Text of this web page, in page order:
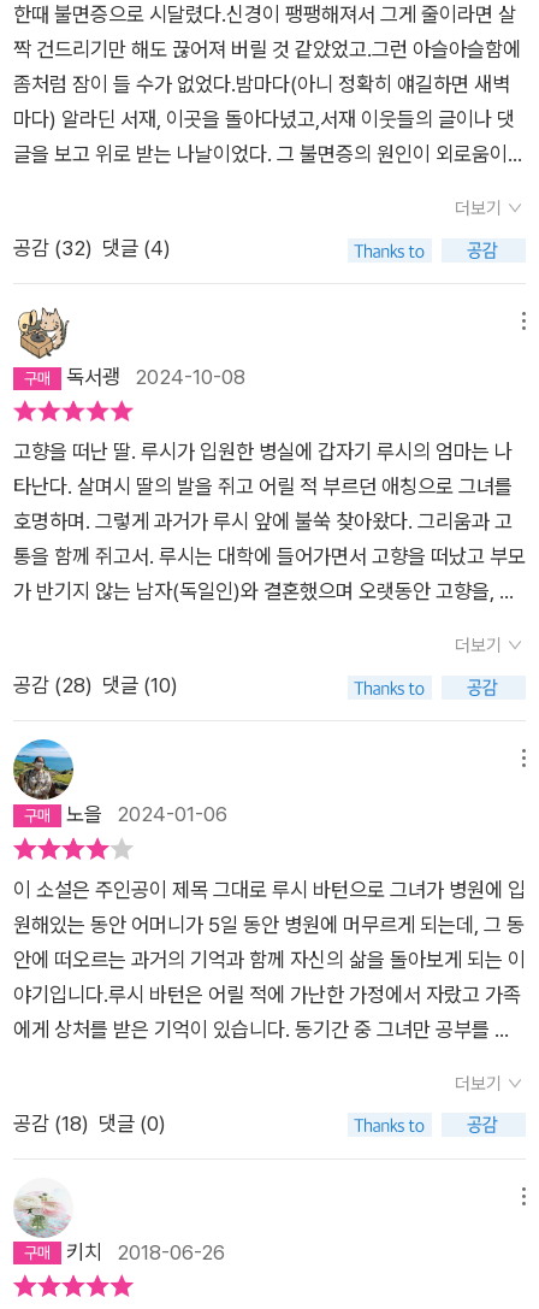
를 이룬다. 가난한 유년 시절에 무지할 수밖에 없었던 화려한 세
상, 자신에게 꽂히던 사람들의 무심하고 차가운 시선을 상징하고
있다고 느껴진다. 지독한 가난, “너희 식구들한테서는 냄새가
나”(18p)하고 달아나던 아이들, 배고픔, 방임과 체벌, 유기와 폭
력의 기억들과 겉도는 대화의 대조는 아직 치유되지 못한 상처가
정없이 우리를 때리기도 했는데―때리는 사람은 대체로 엄마였
죽죽한 피부와 침울한 태도를 보고 그 사실을 눈치 챈 사람도 있
었을 것 같다.”(19p) 고립되고 지적 성장에 있어 자극과 도움을
받지 못했던 그녀는 예절, 말의 뉘앙스, 눈초리의 의미들에 대해
스스로 터득해 갈 뿐이었다. 그녀는 그런 일에 무지했었다. 시간
이 흐른 뒤 길을 걷다 떠오른 기억 속에서 사람들이 자신을 어떻
게 바라보고 있었음과 자신의 유년이 얼마나 어두웠는가를 깨닫
는 순간의 묘사는 가슴이 저리도록 아름답다. 역설적이다. “어
린 시절을 돌이켜보며 이런 생각을 하게 될 때가 있다. 그렇게 나
쁘지는 않았다고. 어쩌면 그렇게 나쁘지는 않았을 거라고. 하지만
내 마음이 갑자기 어둠에 대한 앎으로 가득 차는 순간들이―예기
치 않게―찾아오기도 한다. 그 앎이 너무 깊어 나도 모르게 소리
가 터져 나올 것 같고, 그러면 나는 가장 가까운 옷가게로 들어가
낯선 사람과 새로 들어온 스웨터에 대해 대화를 나눈다.”(21p)
사람들도 이런 기억의 방문을 받으면서 통과해나가겠지만 그들
은 타인을 잘 알지 못하고, 삶은 많은 부분이 추측으로 이루어진
듯하다는 그녀의 생각이 슬프다. 자신이 얼마나 비참한지 조차
알지 못했던 소녀가 유년의 루시였다. 그녀의 아버지는 전쟁의 고
통스런 기억으로 자신뿐 아니라 가족들도 가둬두었다. 그녀가 갇
혀 있곤 했던 트럭에서의 기억은 모호하고 희미하지만 존재의 그
림자로 남아있어 순간순간 두려움으로 튀어 나온다. 그녀의 기억
속의 집은 갇힘, 돌아가면 다시는 벗어날 수 없을 것 같아 두려운
에서 영원히 머물게 될까봐 두려웠다. 그렇게 되면 견딜 수 없을
것 같았다. 나는 생각했다. 안 돼. 그 생각을 한참 하다 나는 겨우
잠이 들었다.”(35p) 외로움은 루시가 맛본 인생의 첫 인상이었
한때 불면증으로 시달렸다.신경이 팽팽해져서 그게 줄이라면 살
짝 건드리기만 해도 끊어져 버릴 것 같았었고.그런 아슬아슬함에
좀처럼 잠이 들 수가 없었다.밤마다(아니 정확히 얘길하면 새벽
마다) 알라딘 서재, 이곳을 돌아다녔고,서재 이웃들의 글이나 댓
글을 보고 위로 받는 나날이었다. 그 불면증의 원인이 외로움이었
스트라우트의 '내이름은 루시 바턴'을 읽었다.'올리브 키터리지'가
참 좋았어서 이 책을 알게 되자 바로 들였다.이 책은 '올리브 키터
다.왜 자전적인 느낌이 강하다고 하느냐 하면,이 책의 주인공 '루
시 바턴'의 직업 또한 소설가이고, '사라 페인'이라는 또 한명의 소
설가가 등장하는데,어조가 독백조여서 엘리자베스 스트라우트
다른 작품들은 '글쎄~' 잘 모르겠다.여지껏 읽은 두 작품으로 미
루어 나머지 것들도 충분히 짐작하겠다.또 한가지, 바로 전에 '박
지리'의 '다윈 영의 악의 기원'을 읽은 탓일 수도 있는데,책의 두께
대비 가격이 높게 책정된 것 같다. 암튼 이 책을 읽으면서 참 묘한
경험을 했다.루시 바턴의 얘기를 읽는 것인데,내가 심리 상담사와
마주 앉아 있는 듯한 느낌이었다.루시바턴의 삶이 나와 비슷한 구
석이 있는 것도 아니고,내가 그녀에게 감정 이입을 한 것도 아닌
는 것이다.'잘못을 하는 건 인간의 몫이고, 용서하는 건 신의 영
역'이라는 말처럼,잘못을 하면 안되는 어떤 것으로 색안경을 쓰고
대하기보다는,그냥 어찌하다보니 그렇게 되는 삶도 있다고 인정
하고 받아들이게 한다.우리가 선택을 할 수 없는 어떤 것들에 대
해서,또는 우리가 어떤 선택을 한 것들에 대해서,왜 그렇게 했을
까 의문을 제시하기보다는,그때 그런 선택을 할 수밖에 없었구나,
그럴 수도 있었구나,하며 가만히 등 두드려 주는 느낌이라고 해야
할까?어쩜 이건 묘한 경험이 아니라, 루시 바턴 모녀 간의 내리사
랑을 보고 그리 되었을 것이다. 이 책엔 멋지고 잘 나가는 사람들
그런 생각이 든다.죽음을 앞두고 고래고래 소리지르는 노파를 피
해 1인실로 옮겼더니이젠 외로움이 크게 찾아왔다거나,결혼하고
아이를 낳으면서 한번도 친정에 가지않은 여자에게 엄마와의 조
우가 약간 낯설다거나, 그런 것들 말이다. 엄마가 병실에 머무르
는 동안 엄마가 늘 쪽잠을 주무시는걸 알게 된다.평생을 쪽잠을
주무셨다는데,그녀의 어린 시절에는 그런 기억이 없다.잠깐씩 엄
더보기
공감 (32) 댓글 (4)
독서괭 2024-10-08
고향을 떠난 딸. 루시가 입원한 병실에 갑자기 루시의 엄마는 나
타난다. 살며시 딸의 발을 쥐고 어릴 적 부르던 애칭으로 그녀를
호명하며. 그렇게 과거가 루시 앞에 불쑥 찾아왔다. 그리움과 고
통을 함께 쥐고서. 루시는 대학에 들어가면서 고향을 떠났고 부모
가 반기지 않는 남자(독일인)와 결혼했으며 오랫동안 고향을, 가
떠 있는 하나의 구조물'처럼 언제나 존재했다. '출신이랄 게 없
다'고 소개되는 루시는 일리노이주 앰개시 출신으로서 '스타일이
든 어린 시절의 빈곤함을 감춘 적 없지만 마치 감춘 것처럼(설명
되지 않으므로) 지내는데, 그건 참으로 외로운 경험이었을 것이
다. '외로움은 내가 맛본 인생의 첫맛이었고, 늘 그 자리에, 내 입
학시절 루시의 룸메이트는 엄마를 유독 싫어했으면서도 엄마가
보내준 치즈를 버리지 못하고 두었다가 오랜 시간이 되어서야 자
신이 없는 사이에 치즈를 치워 달라고 루시에게 부탁한다. 엄마란
그런 존재다. 당신의 사랑을 바라지 않는다고 외쳐 놓고도 당신으
로부터 도착한 사랑을 차마 내 손으로 버리지도 못하게 만드는 존
재. 루시의 엄마에 대한 감정은 어떨까. 사랑한다는 말을 결코 하
지 못하는 엄마. 지독한 가난(지독한 추위!), 주변의 멸시(쓰레기
들을 잘 기억하지 못하는 엄마. 이게 다일까? 책을 끝까지 읽으면
그게 아님을 알게 된다. 엄마가 대화를 단절하고 눈을 감았을 때,
루시는 '오래전의 그 익숙하고 어두운 무엇 속으로 떨어지는 느낌
을 받았다.'(97쪽) 엄마는 그 시절 여러 가지 사건에 관해, 루시가
더보기
공감 (28) 댓글 (10)
노을 2024-01-06
이 소설은 주인공이 제목 그대로 루시 바턴으로 그녀가 병원에 입
원해있는 동안 어머니가 5일 동안 병원에 머무르게 되는데, 그 동
안에 떠오르는 과거의 기억과 함께 자신의 삶을 돌아보게 되는 이
야기입니다.루시 바턴은 어릴 적에 가난한 가정에서 자랐고 가족
에게 상처를 받은 기억이 있습니다. 동기간 중 그녀만 공부를 잘
을 탈출했지만 덕분에 남겨진 가족과는 거리감을 가지고 있지요.
생각지도 않게 어머니의 간호를 받았지만 어머니는 과거와 달라
지지 않았고 덕분에 과거의 기억들이 소환됩니다. 하지만 그녀는
결국 그 기억들로 인해 현재의 자신의 삶이 이루어져 왔음을 알게
되고 자신의 삶을 긍정하게 됩니다. 그리고 말하지요. 내 이름은
루시 바턴이라고요.사실 저는 이 소설의 후편인 '오!윌리엄'을 먼
더보기
공감 (18) 댓글 (0)
키치 2018-06-26